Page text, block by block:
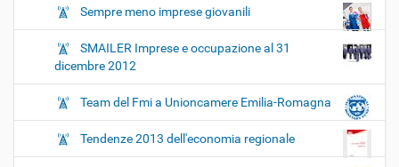
Sempre meno imprese giovanili
SMAILER Imprese e occupazione al 31
dicembre 2012
Team del Fmi a Unioncamere Emilia-Romagna
Tendenze 2013 dell'economia regionale